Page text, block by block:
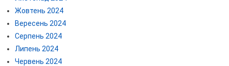
Жовтень 2024
Вересень 2024
Серпень 2024
Липень 2024
Червень 2024